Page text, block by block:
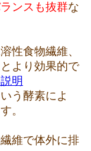
ンスも抜群な
性食物繊維、
より効果的で
明
う酵素によ
。
維で体外に排